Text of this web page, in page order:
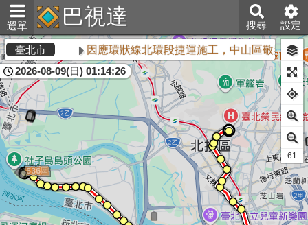
選單 巴視達 搜尋 設定
臺北市 因應環狀線北環段捷運施工，中山區敬業三
2026-08-09(日) 01:14:26
61